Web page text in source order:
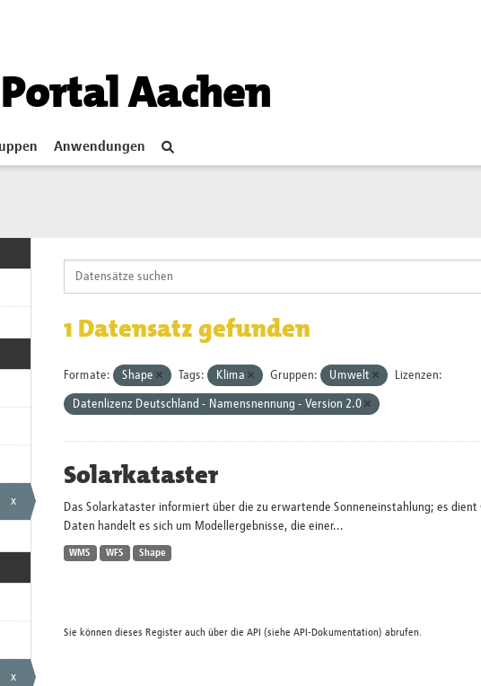
Aachen
Anwendungen
x
x
1 Datensatz gefunden
Formate: Shape Tags: Klima Gruppen: Umwelt Lizenzen:
Datenlizenz Deutschland - Namensnennung - Version 2.0
Solarkataster
Das Solarkataster informiert über die zu erwartende Sonneneinstahlung; es
Daten handelt es sich um Modellergebnisse, die einer...
WMS WFS Shape
Sie können dieses Register auch über die API (siehe API-Dokumentation) abrufen.